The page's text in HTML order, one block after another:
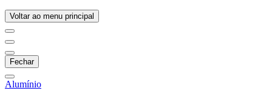
Voltar ao menu principal
Fechar
Alumínio